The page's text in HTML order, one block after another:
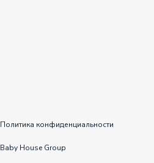
Политика конфиденциальности
Baby House Group